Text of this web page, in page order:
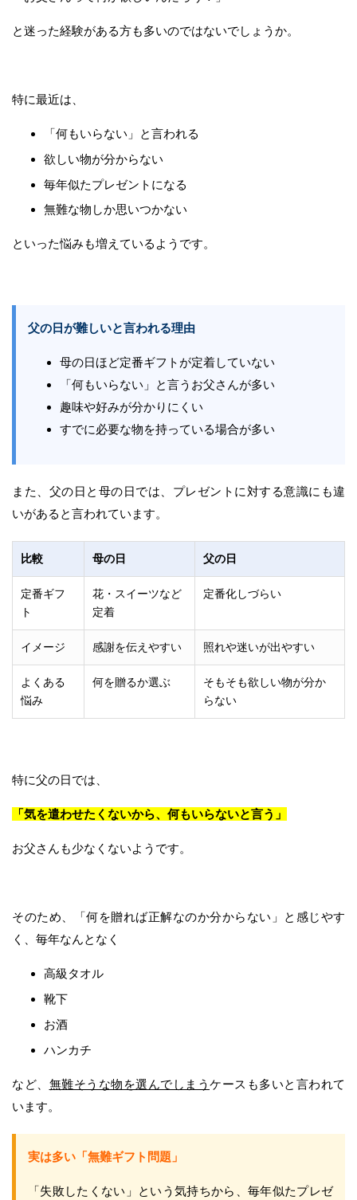
と迷った経験がある方も多いのではないでしょうか。
特に最近は、
「何もいらない」と言われる
欲しい物が分からない
毎年似たプレゼントになる
無難な物しか思いつかない
といった悩みも増えているようです。
父の日が難しいと言われる理由
母の日ほど定番ギフトが定着していない
「何もいらない」と言うお父さんが多い
趣味や好みが分かりにくい
すでに必要な物を持っている場合が多い
また、父の日と母の日では、プレゼントに対する意識にも違
いがあると言われています。
比較 母の日 父の日
定番ギフ
ト
花・スイーツなど
定着
定番化しづらい
イメージ 感謝を伝えやすい 照れや迷いが出やすい
よくある
悩み
何を贈るか選ぶ
そもそも欲しい物が分か
らない
特に父の日では、
「気を遣わせたくないから、何もいらないと言う」
お父さんも少なくないようです。
そのため、「何を贈れば正解なのか分からない」と感じやす
く、毎年なんとなく
高級タオル
靴下
お酒
ハンカチ
など、 無難そうな物を選んでしまう ケースも多いと言われて
います。
実は多い「無難ギフト問題」
「失敗したくない」という気持ちから、毎年似たプレゼ